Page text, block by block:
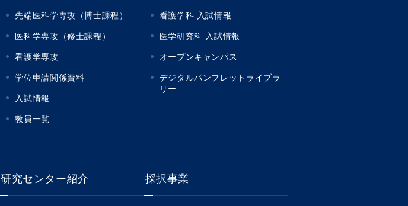
先端医科学専攻（博士課程）
医科学専攻（修士課程）
看護学専攻
学位申請関係資料
入試情報
教員一覧
看護学科 入試情報
医学研究科 入試情報
オープンキャンパス
デジタルパンフレットライブラ
リー
研究センター紹介 採択事業